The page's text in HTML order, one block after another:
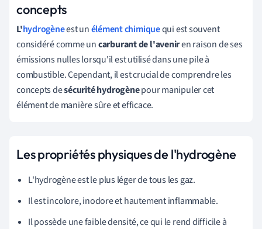
concepts
L'hydrogèneest unélément chimiquequi est souvent
considéré comme uncarburant de l'aveniren raison de ses
émissions nulles lorsqu'il est utilisé dans une pile à
combustible. Cependant, il est crucial de comprendre les
concepts desécurité hydrogènepour manipuler cet
élément de manière sûre et efficace.
Les propriétés physiques de l'hydrogène
L'hydrogène est le plus léger de tous les gaz.
Il est incolore, inodore et hautement inflammable.
Il possède une faible densité, ce qui le rend difficile à